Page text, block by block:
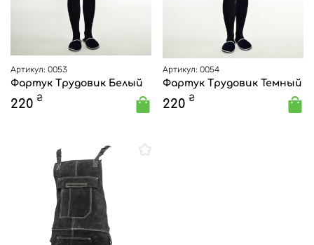
Артикул: 0053
Фартук Трудовик Белый
220 ₴
Артикул: 0054
Фартук Трудовик Темный
220 ₴